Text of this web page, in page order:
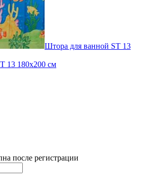
Штора для ванной ST 13
13 180х200 см
после регистрации